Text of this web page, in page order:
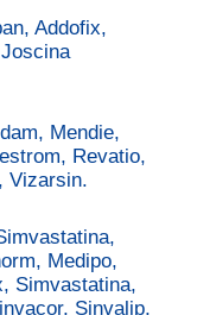
Addofix,
Mendie,
Revatio,
Vizarsin.
Medipo,
Simvastatina,
Sinvalip,